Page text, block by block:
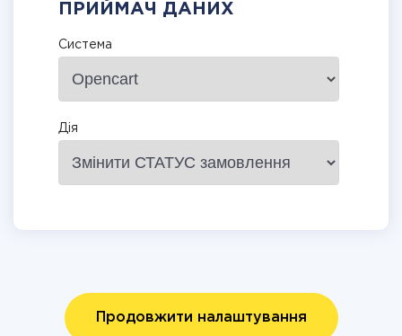
ПРИЙМАЧ ДАНИХ
Система
Дія
Продовжити налаштування